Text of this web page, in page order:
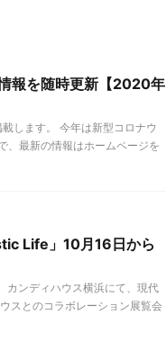
報を随時更新【2020年
します。 今年は新型コロナウ
、最新の情報はホームページを
Life」10月16日から
カンディハウス横浜にて、現代
スとのコラボレーション展覧会